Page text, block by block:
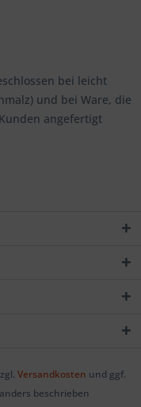
bei leicht
und bei Ware, die
angefertigt
Versandkosten und ggf.
beschrieben